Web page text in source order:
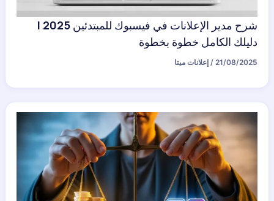
شرح مدير الإعلانات في فيسبوك للمبتدئين 2025 |
دليلك الكامل خطوة بخطوة
21/08/2025
/ إعلانات ميتا